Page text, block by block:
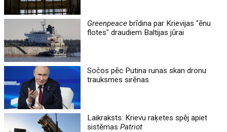
Greenpeace brīdina par Krievijas "ēnu
flotes" draudiem Baltijas jūrai
Sočos pēc Putina runas skan dronu
trauksmes sirēnas
Laikraksts: Krievu raķetes spēj apiet
sistēmasPatriot